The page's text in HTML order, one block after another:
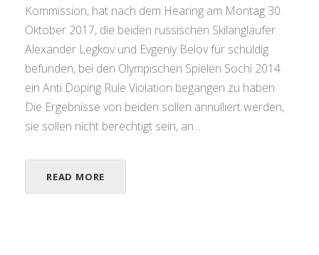
Kommission, hat nach dem Hearing am Montag 30.
Oktober 2017, die beiden russischen Skilangläufer
Alexander Legkov und Evgeniy Belov für schuldig
befunden, bei den Olympischen Spielen Sochi 2014
ein Anti Doping Rule Violation begangen zu haben.
Die Ergebnisse von beiden sollen annulliert werden,
sie sollen nicht berechtigt sein, an...
READ MORE